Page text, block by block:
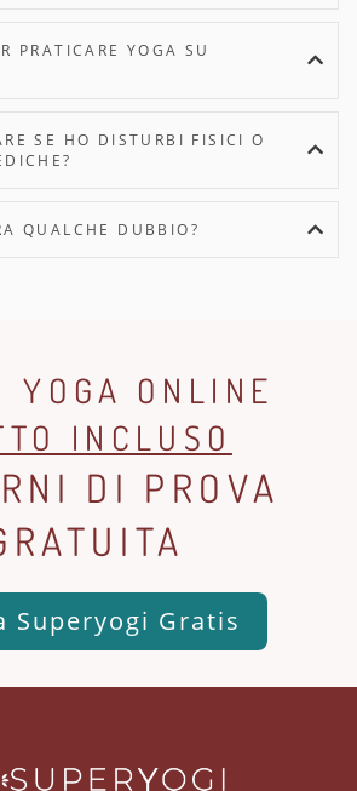
PRATICARE YOGA SU
SE HO DISTURBI FISICI O
QUALCHE DUBBIO?
YOGA ONLINE
INCLUSO
DI PROVA
Superyogi Gratis